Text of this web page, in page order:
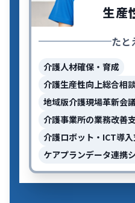
生産
たと
介護人材確保・育成
介護生産性向上総合相
地域版介護現場革新会
介護事業所の業務改善
介護ロボット・ICT導
ケアプランデータ連携